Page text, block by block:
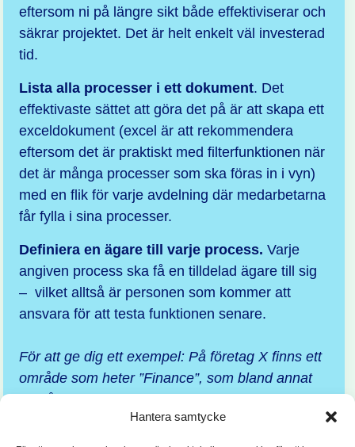
Hantera samtycke
eftersom ni på längre sikt både effektiviserar och
säkrar projektet. Det är helt enkelt väl investerad
tid.
Lista alla processer i ett dokument. Det
effektivaste sättet att göra det på är att skapa ett
exceldokument (excel är att rekommendera
eftersom det är praktiskt med filterfunktionen när
det är många processer som ska föras in i vyn)
med en flik för varje avdelning där medarbetarna
får fylla i sina processer.
Definiera en ägare till varje process.Varje
angiven process ska få en tilldelad ägare till sig
– vilket alltså är personen som kommer att
ansvara för att testa funktionen senare.
För att ge dig ett exempel: På företag X finns ett
område som heter ”Finance”, som bland annat
Teamet på avdelningen består av tre personer,
och de ansvarar tillsammans för alla processer i